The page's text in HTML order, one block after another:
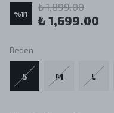
%11
₺ 1,899.00
₺ 1,699.00
Beden
S M L